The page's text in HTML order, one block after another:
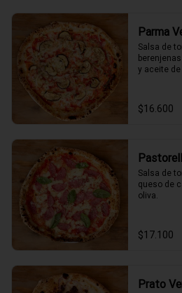
Parma
Salsa de
y aceite de
$16.600
Salsa de
queso de
oliva.
$17.100
Prato